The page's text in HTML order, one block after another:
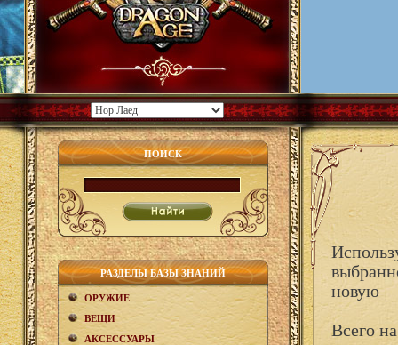
ПОИСК
РАЗДЕЛЫ БАЗЫ ЗНАНИЙ
ОРУЖИЕ
ВЕЩИ
АКCЕСCУАРЫ
новую
Всего